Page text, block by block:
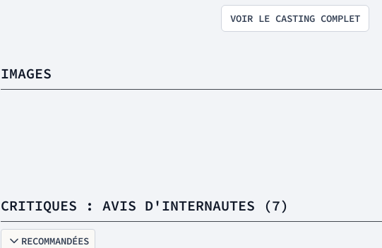
VOIR LE CASTING COMPLET
IMAGES
CRITIQUES : AVIS D'INTERNAUTES (7)
RECOMMANDÉES